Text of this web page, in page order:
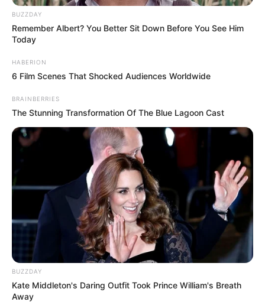
BUZZDAY
Remember Albert? You Better Sit Down Before You See Him
Today
HABERION
6 Film Scenes That Shocked Audiences Worldwide
BRAINBERRIES
The Stunning Transformation Of The Blue Lagoon Cast
BUZZDAY
Kate Middleton's Daring Outfit Took Prince William's Breath
Away